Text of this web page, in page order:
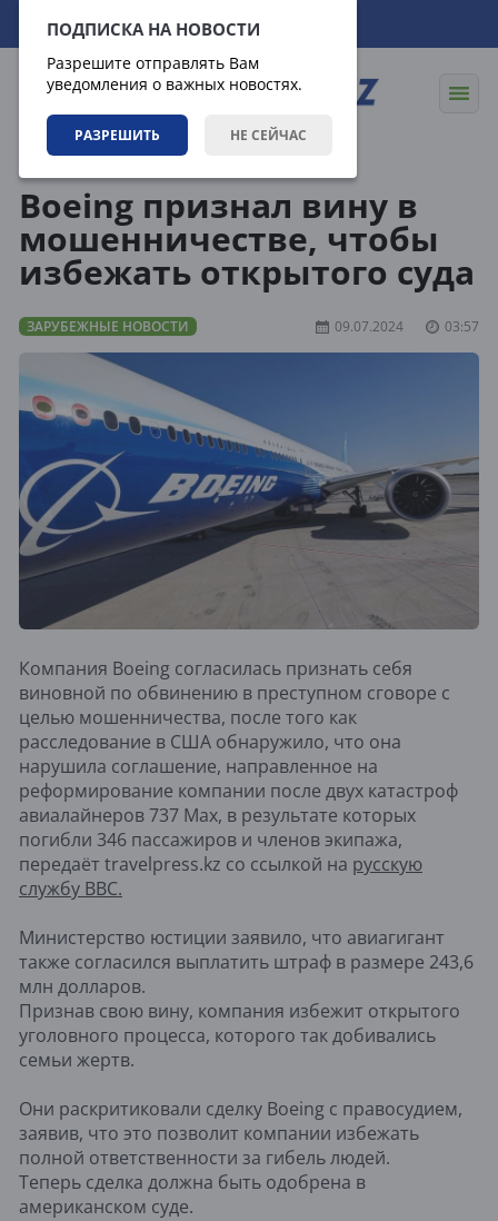
ПОДПИСКА НА НОВОСТИ
Разрешите отправлять Вам
уведомления о важных новостях.
РАЗРЕШИТЬ НЕ СЕЙЧАС
08.08.2026 08:31:37
Boeing признал вину в
мошенничестве, чтобы
избежать открытого суда
ЗАРУБЕЖНЫЕ НОВОСТИ 09.07.2024 03:57
Компания Boeing согласилась признать себя
виновной по обвинению в преступном сговоре с
целью мошенничества, после того как
расследование в США обнаружило, что она
нарушила соглашение, направленное на
реформирование компании после двух катастроф
авиалайнеров 737 Max, в результате которых
погибли 346 пассажиров и членов экипажа,
передаёт travelpress.kz со ссылкой на русскую
службу BBC.
Министерство юстиции заявило, что авиагигант
также согласился выплатить штраф в размере 243,6
млн долларов.
Признав свою вину, компания избежит открытого
уголовного процесса, которого так добивались
семьи жертв.
Они раскритиковали сделку Boeing с правосудием,
заявив, что это позволит компании избежать
полной ответственности за гибель людей.
Теперь сделка должна быть одобрена в
американском суде.